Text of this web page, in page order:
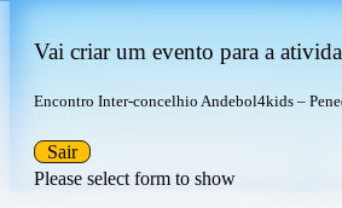
Vai criar um evento para a
Encontro Inter-concelhio Andebol4kids –
Please select form to show
Sair